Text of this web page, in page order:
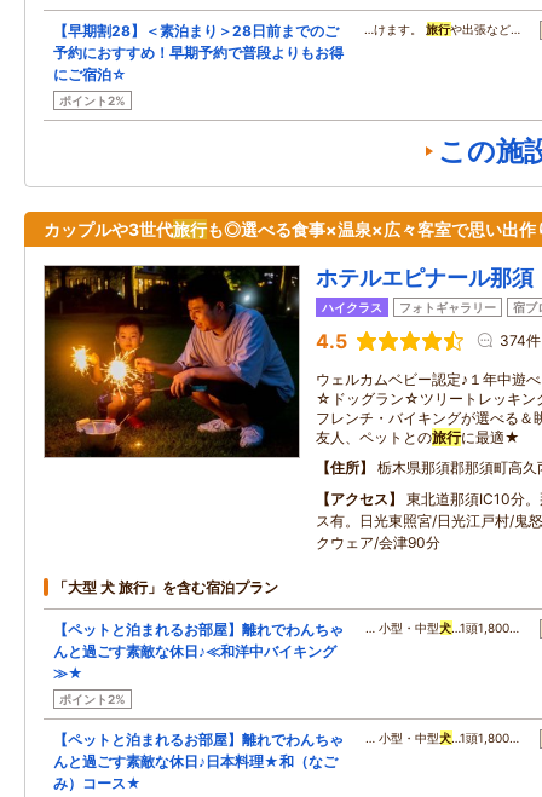
【早期割28】＜素泊まり＞28日前までのご
予約におすすめ！早期予約で普段よりもお得
にご宿泊☆
ポイント2%
…けます。旅行や出張など…
この施
カップルや3世代旅行も◎選べる食事×温泉×広々客室で思い出作
ホテルエピナール那須
ハイクラス フォトギャラリー 宿ブ
4.5 374件
ウェルカムベビー認定♪１年中遊
☆ドッグラン☆ツリートレッキン
フレンチ・バイキングが選べる
友人、ペットとの旅行に最適★
住所
栃木県那須郡那須町高久
アクセス
東北道那須IC10分
ス有。日光東照宮/日光江戸村/鬼
クウェア/会津90分
「大型 犬 旅行」を含む宿泊プラン
【ペットと泊まれるお部屋】離れでわんちゃ
んと過ごす素敵な休日♪≪和洋中バイキング
≫★
ポイント2%
… 小型・中型犬…1頭1,800…
【ペットと泊まれるお部屋】離れでわんちゃ
んと過ごす素敵な休日♪日本料理★和（なご
み）コース★
… 小型・中型犬…1頭1,800…